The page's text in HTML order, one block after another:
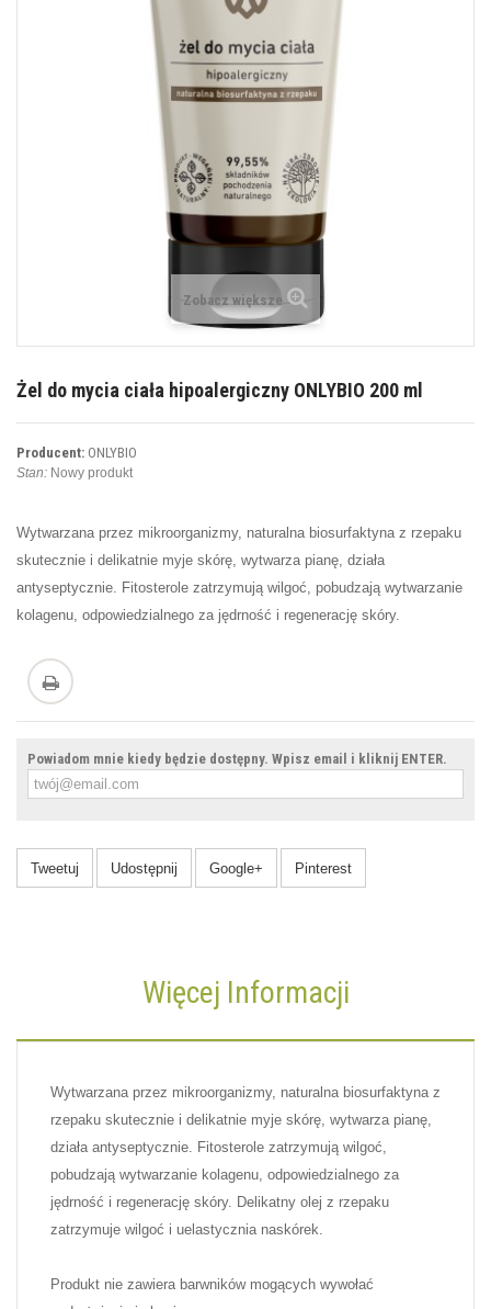
Zobacz większe
Żel do mycia ciała hipoalergiczny ONLYBIO 200 ml
Producent: ONLYBIO
Stan: Nowy produkt
Wytwarzana przez mikroorganizmy, naturalna biosurfaktyna z rzepaku
skutecznie i delikatnie myje skórę, wytwarza pianę, działa
antyseptycznie. Fitosterole zatrzymują wilgoć, pobudzają wytwarzanie
kolagenu, odpowiedzialnego za jędrność i regenerację skóry.
Powiadom mnie kiedy będzie dostępny. Wpisz email i kliknij ENTER.
Tweetuj Udostępnij Google+ Pinterest
Więcej Informacji
Wytwarzana przez mikroorganizmy, naturalna biosurfaktyna z
rzepaku skutecznie i delikatnie myje skórę, wytwarza pianę,
działa antyseptycznie. Fitosterole zatrzymują wilgoć,
pobudzają wytwarzanie kolagenu, odpowiedzialnego za
jędrność i regenerację skóry. Delikatny olej z rzepaku
zatrzymuje wilgoć i uelastycznia naskórek.
Produkt nie zawiera barwników mogących wywołać